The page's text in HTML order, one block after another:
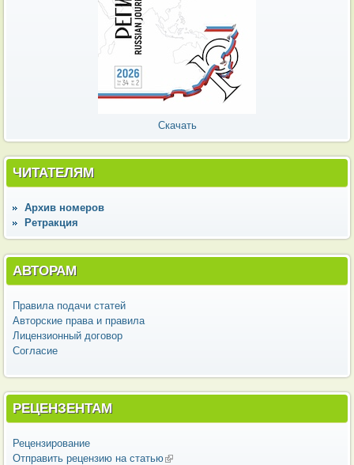
Скачать
ЧИТАТЕЛЯМ
Архив номеров
Ретракция
АВТОРАМ
Правила подачи статей
Авторские права и правила
Лицензионный договор
Согласие
РЕЦЕНЗЕНТАМ
Рецензирование
Отправить рецензию на статью(внешняя ссылка)